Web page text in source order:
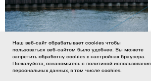
Наш веб-сайт обрабатывает cookies чтобы
пользоваться веб-сайтом было удобнее. Вы можете
запретить обработку cookies в настройках браузера.
Пожалуйста, ознакомьтесь с политикой использования
персональных данных, в том числе cookies.